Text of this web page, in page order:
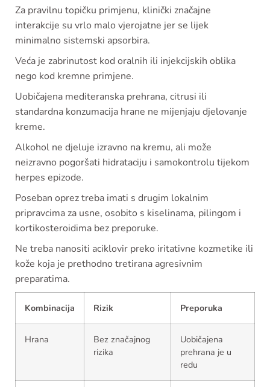
Za pravilnu topičku primjenu, klinički značajne
interakcije su vrlo malo vjerojatne jer se lijek
minimalno sistemski apsorbira.
Veća je zabrinutost kod oralnih ili injekcijskih oblika
nego kod kremne primjene.
Uobičajena mediteranska prehrana, citrusi ili
standardna konzumacija hrane ne mijenjaju djelovanje
kreme.
Alkohol ne djeluje izravno na kremu, ali može
neizravno pogoršati hidrataciju i samokontrolu tijekom
herpes epizode.
Poseban oprez treba imati s drugim lokalnim
pripravcima za usne, osobito s kiselinama, pilingom i
kortikosteroidima bez preporuke.
Ne treba nanositi aciklovir preko iritativne kozmetike ili
kože koja je prethodno tretirana agresivnim
preparatima.
Kombinacija Rizik Preporuka
Hrana
Bez značajnog
rizika
Uobičajena
prehrana je u
redu